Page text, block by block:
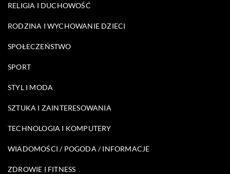
RELIGIA I DUCHOWOŚĆ
RODZINA I WYCHOWANIE DZIECI
SPOŁECZEŃSTWO
SPORT
STYL I MODA
SZTUKA I ZAINTERESOWANIA
TECHNOLOGIA I KOMPUTERY
WIADOMOŚCI / POGODA / INFORMACJE
ZDROWIE I FITNESS